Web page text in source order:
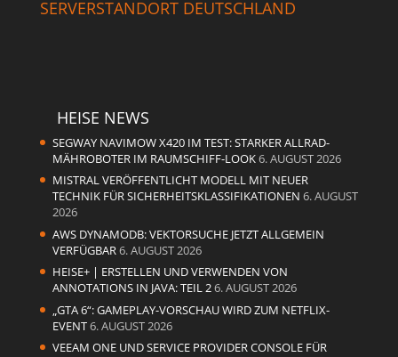
SERVERSTANDORT DEUTSCHLAND
HEISE NEWS
SEGWAY NAVIMOW X420 IM TEST: STARKER ALLRAD-
MÄHROBOTER IM RAUMSCHIFF-LOOK6. AUGUST 2026
MISTRAL VERÖFFENTLICHT MODELL MIT NEUER
TECHNIK FÜR SICHERHEITSKLASSIFIKATIONEN 6. AUGUST
2026
AWS DYNAMODB: VEKTORSUCHE JETZT ALLGEMEIN
VERFÜGBAR6. AUGUST 2026
HEISE+ | ERSTELLEN UND VERWENDEN VON
ANNOTATIONS IN JAVA: TEIL 26. AUGUST 2026
„GTA 6“: GAMEPLAY-VORSCHAU WIRD ZUM NETFLIX-
EVENT6. AUGUST 2026
VEEAM ONE UND SERVICE PROVIDER CONSOLE FÜR